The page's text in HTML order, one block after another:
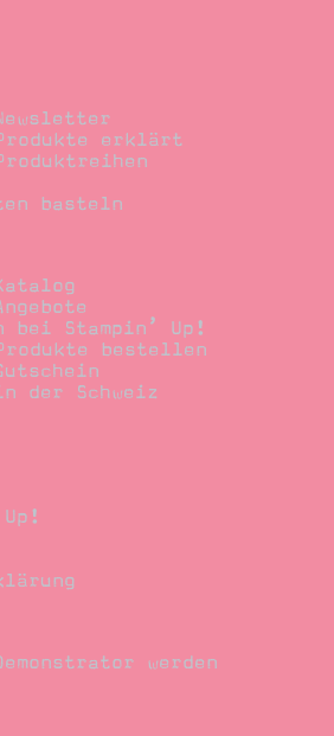
erklärt
basteln
bei Stampin’ Up!
bestellen
der Schweiz
werden